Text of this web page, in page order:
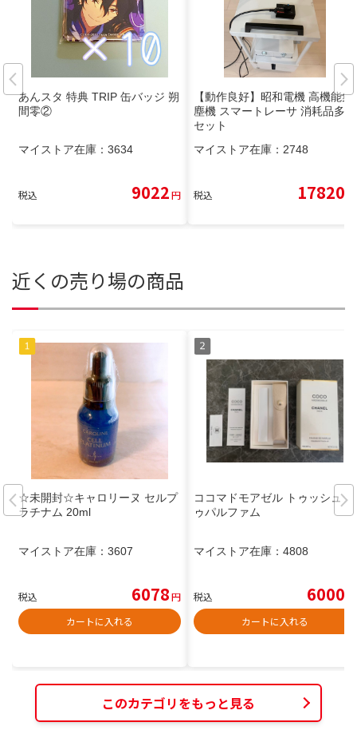
あんスタ 特典 TRIP 缶バッジ 朔
間零②
マイストア在庫： 3634
税込 9022円
【動作良好】昭和電機 高機能集
塵機 スマートレーサ 消耗品多数
セット
マイストア在庫： 2748
税込 17820
近くの売り場の商品
☆未開封☆キャロリーヌ セルプ
ラチナム 20ml
マイストア在庫： 3607
税込 6078円
カートに入れる
ココマドモアゼル トゥッシュド
ゥパルファム
マイストア在庫： 4808
税込 6000
カートに入れる
このカテゴリをもっと見る